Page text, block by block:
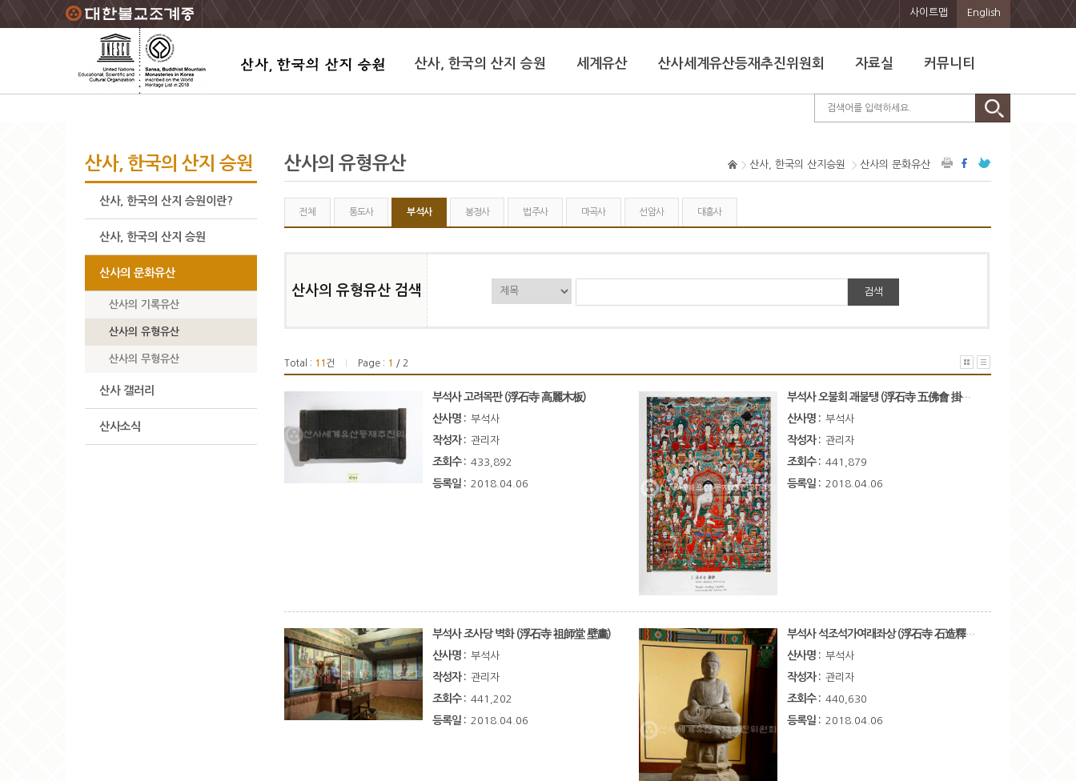
주요메뉴 바로가기
본문 바로가기
하단메뉴 바로가기 사이트맵 English
산사, 한국의 산지 승원 세계유산 산사세계유산등재추진위원회 자료실 커뮤니티
산사, 한국의 산지 승원
산사, 한국의 산지 승원이란?
산사, 한국의 산지 승원
산사의 문화유산
산사의 기록유산
산사의 유형유산
산사의 무형유산
산사 갤러리
산사소식
산사의 유형유산 산사, 한국의 산지승원 산사의 문화유산
전체 통도사 부석사 봉정사 법주사 마곡사 선암사 대흥사
산사의 유형유산 검색 검색
Total : 11 건 Page : 1 / 2
부석사 고려목판 (浮石寺 高麗木板)
산사명 : 부석사
작성자 : 관리자
조회수 : 433,892
등록일 : 2018.04.06
부석사 오불회 괘불탱 (浮石寺 五佛會 掛佛幀)
산사명 : 부석사
작성자 : 관리자
조회수 : 441,879
등록일 : 2018.04.06
부석사 조사당 벽화 (浮石寺 祖師堂 壁畵)
산사명 : 부석사
작성자 : 관리자
조회수 : 441,202
등록일 : 2018.04.06
부석사 석조석가여래좌상 (浮石寺 石造釋迦如來坐像)
산사명 : 부석사
작성자 : 관리자
조회수 : 440,630
등록일 : 2018.04.06